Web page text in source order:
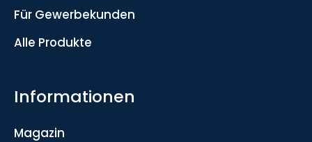
Für Gewerbekunden
Alle Produkte
Informationen
Magazin